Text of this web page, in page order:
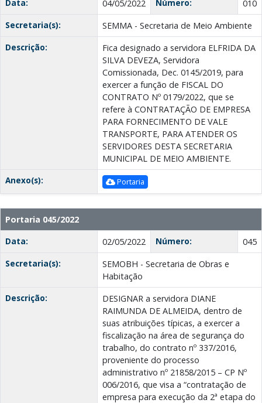
Data:
04/05/2022 Número:
010
Secretaria(s):
SEMMA - Secretaria de Meio Ambiente
Descrição:
Fica designado a servidora ELFRIDA DA
SILVA DEVEZA, Servidora
Comissionada, Dec. 0145/2019, para
exercer a função de FISCAL DO
CONTRATO Nº 0179/2022, que se
refere à CONTRATAÇÃO DE EMPRESA
PARA FORNECIMENTO DE VALE
TRANSPORTE, PARA ATENDER OS
SERVIDORES DESTA SECRETARIA
MUNICIPAL DE MEIO AMBIENTE.
Anexo(s):
Portaria
Portaria 045/2022
Data:
02/05/2022 Número:
045
Secretaria(s):
SEMOBH - Secretaria de Obras e
Habitação
Descrição:
DESIGNAR a servidora DIANE
RAIMUNDA DE ALMEIDA, dentro de
suas atribuições típicas, a exercer a
fiscalização na área de segurança do
trabalho, do contrato nº 337/2016,
proveniente do processo
administrativo nº 21858/2015 – CP Nº
006/2016, que visa a “contratação de
empresa para execução da 2ª etapa do